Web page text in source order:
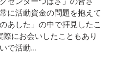
に活動資金の問題を抱えて
あした」の中で拝見したこ
にお会いしたこともあり
で活動...